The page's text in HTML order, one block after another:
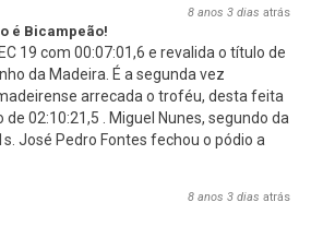
8 anos 3 dias atrás
é Bicampeão!
19 com 00:07:01,6 e revalida o título de
da Madeira. É a segunda vez
arrecada o troféu, desta feita
02:10:21,5 . Miguel Nunes, segundo da
José Pedro Fontes fechou o pódio a
8 anos 3 dias atrás